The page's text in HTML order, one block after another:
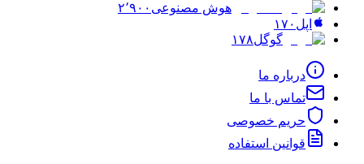
هوش مصنوعی ۲٬۹۰۰
اپل ۱۷۰
گوگل۱۷۸
درباره ما
تماس با ما
حریم خصوصی
قوانین استفاده